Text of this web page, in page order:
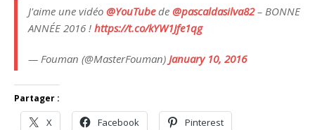
J'aime une vidéo @YouTubede @pascaldasilva82– BONNE
ANNÉE 2016 ! https://t.co/kYW1Jfe1qg
— Fouman (@MasterFouman) January 10, 2016
Partager :
X Facebook Pinterest